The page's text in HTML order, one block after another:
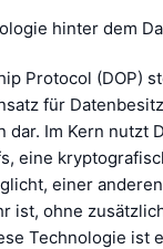
hinter dem
Protocol (DOP)
für
dar. Im Kern nutzt
eine
einer
ist, ohne
Technologie ist